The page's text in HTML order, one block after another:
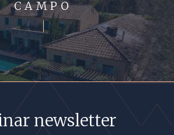
CAMPO
newsletter